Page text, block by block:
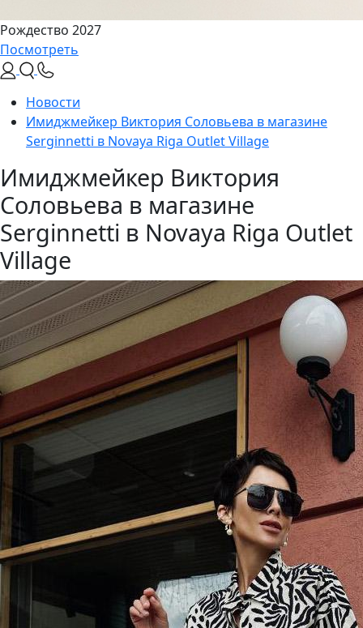
Рождество 2027
Посмотреть
Новости
Имиджмейкер Виктория Соловьева в магазине
Serginnetti в Novaya Riga Outlet Village
Имиджмейкер Виктория
Соловьева в магазине
Serginnetti в Novaya Riga Outlet
Village